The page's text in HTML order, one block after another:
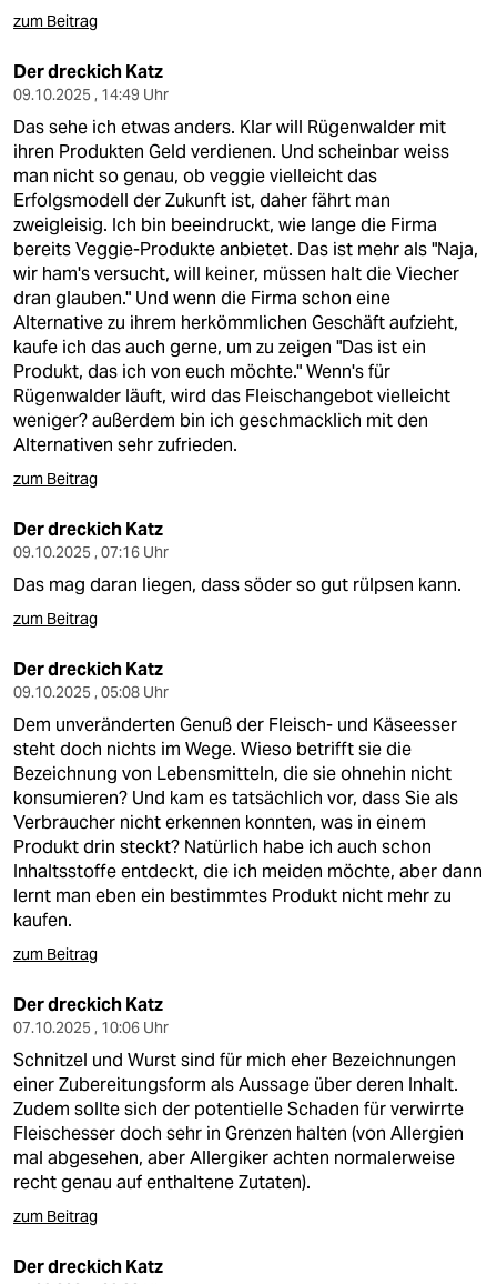
zum Beitrag
Der dreckich Katz
09.10.2025 , 14:49 Uhr
Das sehe ich etwas anders. Klar will Rügenwalder mit
ihren Produkten Geld verdienen. Und scheinbar weiss
man nicht so genau, ob veggie vielleicht das
Erfolgsmodell der Zukunft ist, daher fährt man
zweigleisig. Ich bin beeindruckt, wie lange die Firma
bereits Veggie-Produkte anbietet. Das ist mehr als "Naja,
wir ham's versucht, will keiner, müssen halt die Viecher
dran glauben." Und wenn die Firma schon eine
Alternative zu ihrem herkömmlichen Geschäft aufzieht,
kaufe ich das auch gerne, um zu zeigen "Das ist ein
Produkt, das ich von euch möchte." Wenn's für
Rügenwalder läuft, wird das Fleischangebot vielleicht
weniger? außerdem bin ich geschmacklich mit den
Alternativen sehr zufrieden.
zum Beitrag
Der dreckich Katz
09.10.2025 , 07:16 Uhr
Das mag daran liegen, dass söder so gut rülpsen kann.
zum Beitrag
Der dreckich Katz
09.10.2025 , 05:08 Uhr
Dem unveränderten Genuß der Fleisch- und Käseesser
steht doch nichts im Wege. Wieso betrifft sie die
Bezeichnung von Lebensmitteln, die sie ohnehin nicht
konsumieren? Und kam es tatsächlich vor, dass Sie als
Verbraucher nicht erkennen konnten, was in einem
Produkt drin steckt? Natürlich habe ich auch schon
Inhaltsstoffe entdeckt, die ich meiden möchte, aber dann
lernt man eben ein bestimmtes Produkt nicht mehr zu
kaufen.
zum Beitrag
Der dreckich Katz
07.10.2025 , 10:06 Uhr
Schnitzel und Wurst sind für mich eher Bezeichnungen
einer Zubereitungsform als Aussage über deren Inhalt.
Zudem sollte sich der potentielle Schaden für verwirrte
Fleischesser doch sehr in Grenzen halten (von Allergien
mal abgesehen, aber Allergiker achten normalerweise
recht genau auf enthaltene Zutaten).
zum Beitrag
Der dreckich Katz